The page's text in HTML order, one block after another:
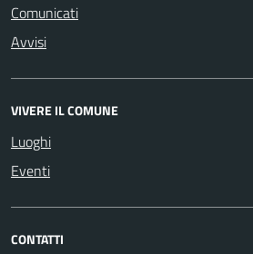
Comunicati
Avvisi
VIVERE IL COMUNE
Luoghi
Eventi
CONTATTI